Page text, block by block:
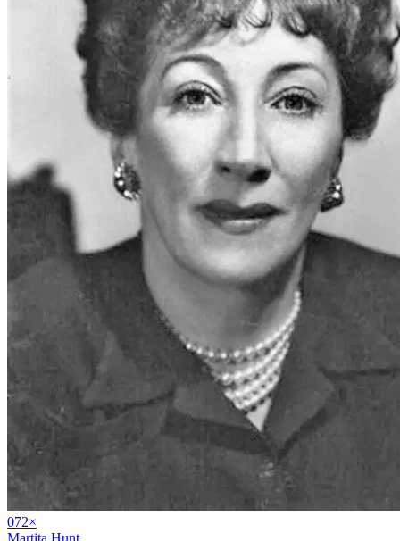
072×
Martita Hunt